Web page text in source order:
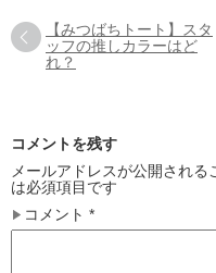
【みつばちトート】スタ
ッフの推しカラーはど
れ？
コメントを残す
メールアドレスが公開される
は必須項目です
コメント *